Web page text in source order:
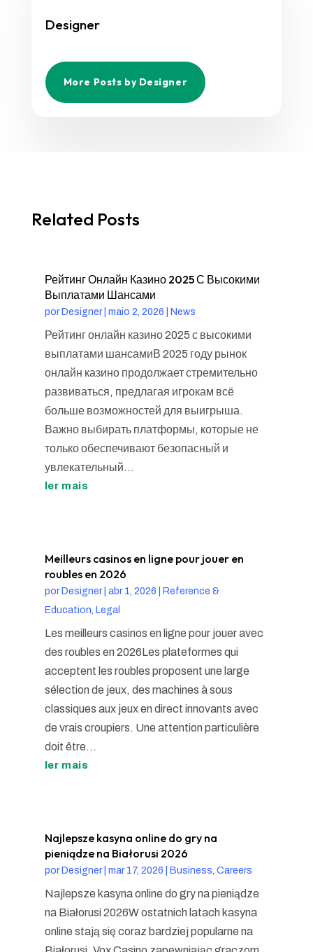
Designer
More Posts by Designer
Related Posts
Рейтинг Онлайн Казино 2025 С Высокими
Выплатами Шансами
por Designer| maio 2, 2026 News
Рейтинг онлайн казино 2025 с высокими
выплатами шансамиВ 2025 году рынок
онлайн казино продолжает стремительно
развиваться, предлагая игрокам всё
больше возможностей для выигрыша.
Важно выбирать платформы, которые не
только обеспечивают безопасный и
увлекательный...
ler mais
Meilleurs casinos en ligne pour jouer en
roubles en 2026
por Designer| abr 1, 2026
Reference &
Education, Legal
Les meilleurs casinos en ligne pour jouer avec
des roubles en 2026Les plateformes qui
acceptent les roubles proposent une large
sélection de jeux, des machines à sous
classiques aux jeux en direct innovants avec
de vrais croupiers. Une attention particulière
doit être...
ler mais
Najlepsze kasyna online do gry na
pieniądze na Białorusi 2026
por Designer| mar 17, 2026 Business, Careers
Najlepsze kasyna online do gry na pieniądze
na Białorusi 2026W ostatnich latach kasyna
online stają się coraz bardziej popularne na